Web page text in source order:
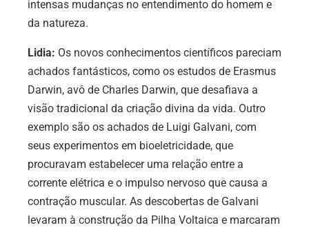
intensas mudanças no entendimento do homem e
da natureza.
Lidia: Os novos conhecimentos científicos pareciam
achados fantásticos, como os estudos de Erasmus
Darwin, avô de Charles Darwin, que desafiava a
visão tradicional da criação divina da vida. Outro
exemplo são os achados de Luigi Galvani, com
seus experimentos em bioeletricidade, que
procuravam estabelecer uma relação entre a
corrente elétrica e o impulso nervoso que causa a
contração muscular. As descobertas de Galvani
levaram à construção da Pilha Voltaica e marcaram